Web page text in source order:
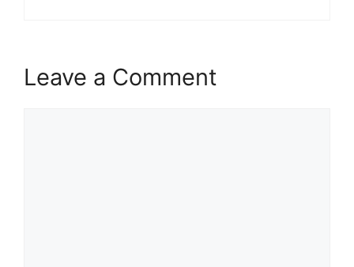
Leave a Comment